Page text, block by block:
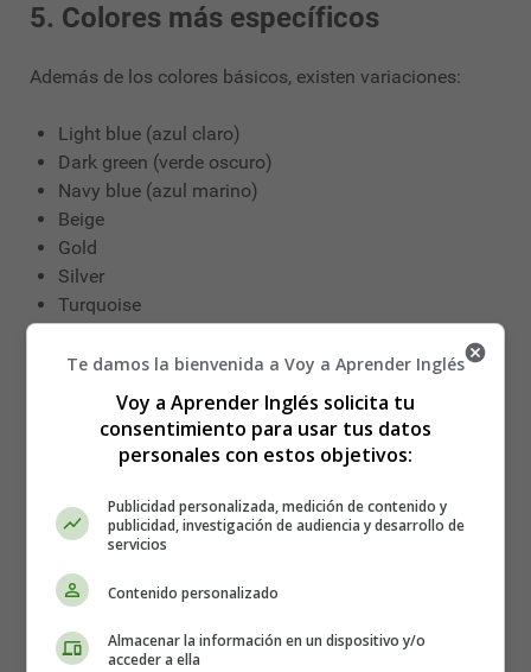
5. Colores más específicos
Además de los colores básicos, existen variaciones:
Light blue (azul claro)
Dark green (verde oscuro)
Navy blue (azul marino)
Beige
Gold
Silver
Turquoise
She has a light blue dress.
He drives a navy blue car.
6. Uso de “color” en singular
En inglés se dice:
Te damos la bienvenida a Voy a Aprender Inglés
Voy a Aprender Inglés solicita tu
consentimiento para usar tus datos
personales con estos objetivos:
Publicidad personalizada, medición de contenido y
publicidad, investigación de audiencia y desarrollo de
servicios
Contenido personalizado
Almacenar la información en un dispositivo y/o
acceder a ella